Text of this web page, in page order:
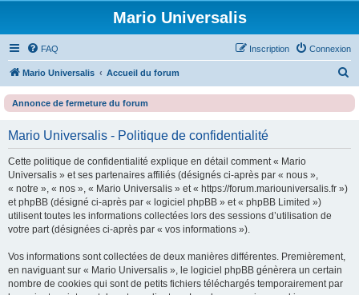
Mario Universalis
FAQ Connexion
Inscription
Mario Universalis Accueil du forum
c
e
Annonce de fermeture du forum
Mario Universalis - Politique de confidentialité
Cette politique de confidentialité explique en détail comment « Mario
Universalis » et ses partenaires affiliés (désignés ci-après par « nous »,
« notre », « nos », « Mario Universalis » et « https://forum.mariouniversalis.fr »)
et phpBB (désigné ci-après par « logiciel phpBB » et « phpBB Limited »)
utilisent toutes les informations collectées lors des sessions d’utilisation de
votre part (désignées ci-après par « vos informations »).
Vos informations sont collectées de deux manières différentes. Premièrement,
en naviguant sur « Mario Universalis », le logiciel phpBB génèrera un certain
nombre de cookies qui sont de petits fichiers téléchargés temporairement par